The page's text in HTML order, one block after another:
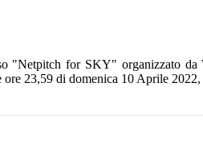
"Netpitch for SKY" organizzato
ore 23,59 di domenica 10 Aprile